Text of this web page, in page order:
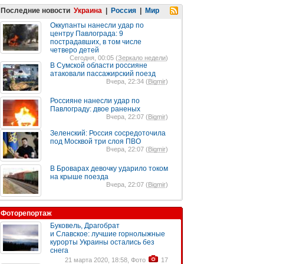
Последние новости Украина Россия
Мир
Оккупанты нанесли удар по
центру Павлограда: 9
пострадавших, в том числе
четверо детей
Сегодня, 00:05 (Зеркало недели)
В Сумской области россияне
атаковали пассажирский поезд
Вчера, 22:34 (Bigmir)
Россияне нанесли удар по
Павлограду: двое раненых
Вчера, 22:07 (Bigmir)
Зеленский: Россия сосредоточила
под Москвой три слоя ПВО
Вчера, 22:07 (Bigmir)
В Броварах девочку ударило током
на крыше поезда
Вчера, 22:07 (Bigmir)
Фоторепортаж
Буковель, Драгобрат
и Славское: лучшие горнолыжные
курорты Украины остались без
снега
21 марта 2020, 18:58, Фото 17